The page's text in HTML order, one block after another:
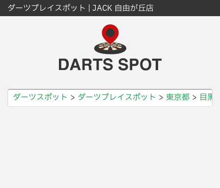
ダーツプレイスポット | JACK 自由が丘店
ダーツスポット ダーツプレイスポット 東京都 目黒